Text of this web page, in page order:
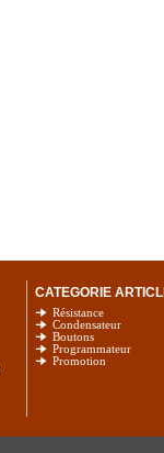
CATEGORIE
Résistance
Condensateur
Boutons
Programmateur
Promotion